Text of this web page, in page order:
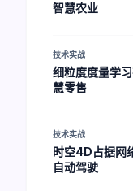
智慧农业
技术实战
细粒度度量学
慧零售
技术实战
时空4D占据网
自动驾驶